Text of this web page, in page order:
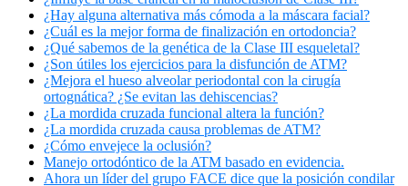
¿Hay alguna alternativa más cómoda a la máscara facial?
¿Cuál es la mejor forma de finalización en ortodoncia?
¿Qué sabemos de la genética de la Clase III esqueletal?
¿Son útiles los ejercicios para la disfunción de ATM?
¿Mejora el hueso alveolar periodontal con la cirugía
ortognática? ¿Se evitan las dehiscencias?
¿La mordida cruzada funcional altera la función?
¿La mordida cruzada causa problemas de ATM?
¿Cómo envejece la oclusión?
Manejo ortodóntico de la ATM basado en evidencia.
Ahora un líder del grupo FACE dice que la posición condilar